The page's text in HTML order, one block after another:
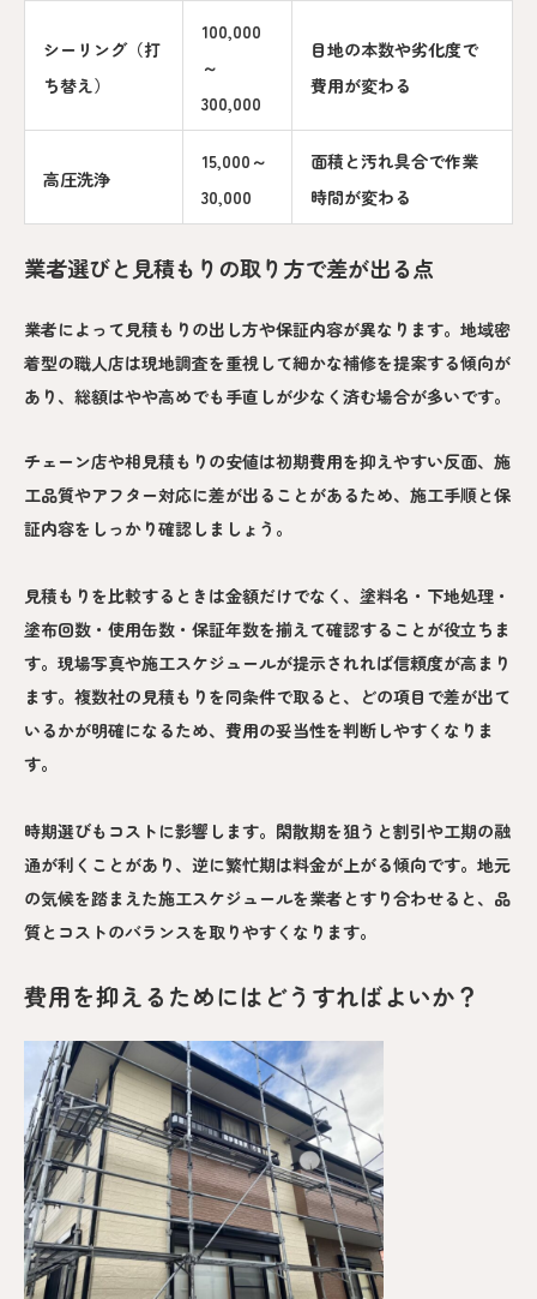
シーリング（打
ち替え）
100,000
～
300,000
目地の本数や劣化度で
費用が変わる
高圧洗浄
15,000～
30,000
面積と汚れ具合で作業
時間が変わる
業者選びと見積もりの取り方で差が出る点
業者によって見積もりの出し方や保証内容が異なります。地域密
着型の職人店は現地調査を重視して細かな補修を提案する傾向が
あり、総額はやや高めでも手直しが少なく済む場合が多いです。
チェーン店や相見積もりの安値は初期費用を抑えやすい反面、施
工品質やアフター対応に差が出ることがあるため、施工手順と保
証内容をしっかり確認しましょう。
見積もりを比較するときは金額だけでなく、塗料名・下地処理・
塗布回数・使用缶数・保証年数を揃えて確認することが役立ちま
す。現場写真や施工スケジュールが提示されれば信頼度が高まり
ます。複数社の見積もりを同条件で取ると、どの項目で差が出て
いるかが明確になるため、費用の妥当性を判断しやすくなりま
す。
時期選びもコストに影響します。閑散期を狙うと割引や工期の融
通が利くことがあり、逆に繁忙期は料金が上がる傾向です。地元
の気候を踏まえた施工スケジュールを業者とすり合わせると、品
質とコストのバランスを取りやすくなります。
費用を抑えるためにはどうすればよいか？